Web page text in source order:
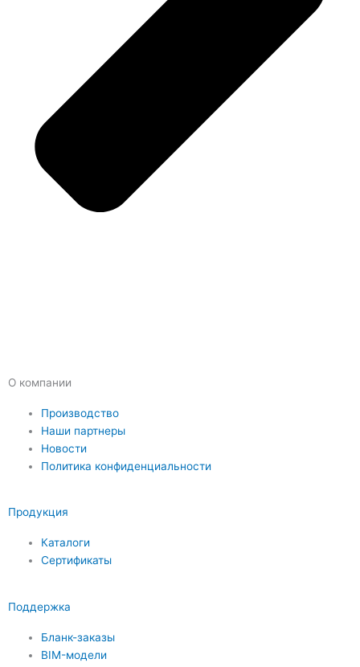
О компании
Производство
Наши партнеры
Новости
Политика конфиденциальности
Продукция
Каталоги
Сертификаты
Поддержка
Бланк-заказы
BIM-модели